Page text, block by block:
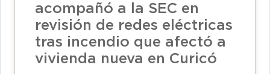
acompañó a la SEC en
revisión de redes eléctricas
tras incendio que afectó a
vivienda nueva en Curicó